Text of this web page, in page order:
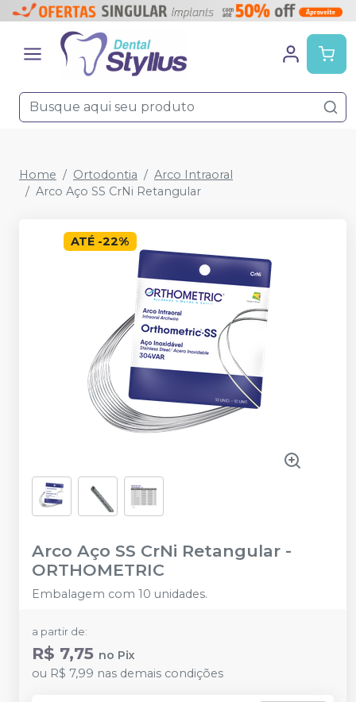
Home Ortodontia
Arco Intraoral
Arco Aço SS CrNi Retangular
ATÉ -22%
Arco Aço SS CrNi Retangular -
ORTHOMETRIC
Embalagem com 10 unidades.
a partir de:
R$ 7,75 no Pix
ou R$ 7,99 nas demais condições